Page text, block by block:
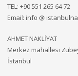
TEL: +90 551 265 64 72
Email: info @
AHMET NAKLİYAT
Merkez mahallesi
İstanbul